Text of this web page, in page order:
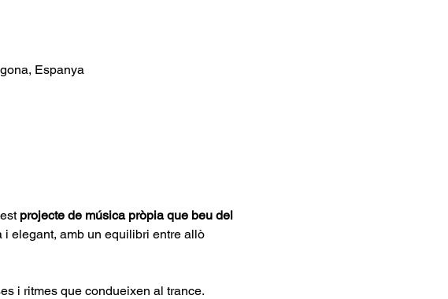
Espanya
projecte de música pròpia que beu del
elegant, amb un equilibri entre allò
i ritmes que condueixen al trance.